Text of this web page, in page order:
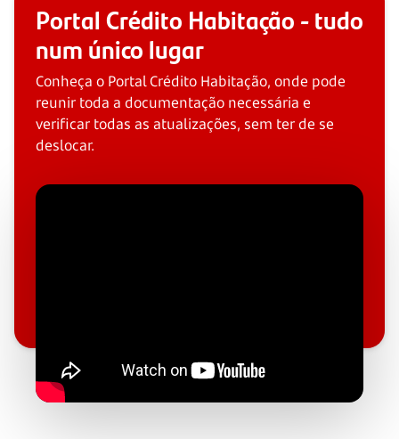
Portal Crédito Habitação - tudo
num único lugar
Conheça o Portal Crédito Habitação, onde pode
reunir toda a documentação necessária e
verificar todas as atualizações, sem ter de se
deslocar.